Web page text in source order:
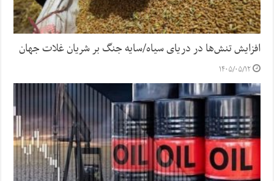
افزایش تنش‌ها در دریای سیاه/سایه جنگ بر شریان غلات جهان
۱۴۰۵/۰۵/۱۲